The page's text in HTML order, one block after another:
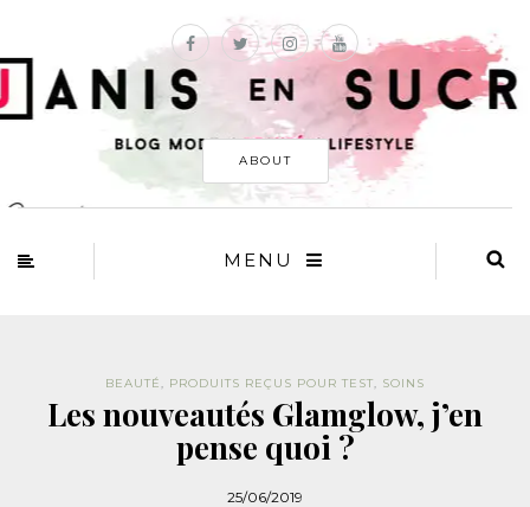
ABOUT
MENU
BEAUTÉ, PRODUITS REÇUS POUR TEST, SOINS
Les nouveautés Glamglow, j’en
pense quoi ?
25/06/2019